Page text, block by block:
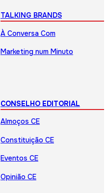
TALKING BRANDS
À Conversa Com
Marketing num Minuto
CONSELHO EDITORIAL
Almoços CE
Constituição CE
Eventos CE
Opinião CE